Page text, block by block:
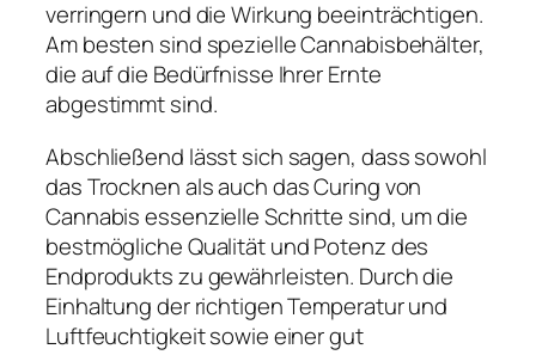
verringern und die Wirkung beeinträchtigen.
Am besten sind spezielle Cannabisbehälter,
die auf die Bedürfnisse Ihrer Ernte
abgestimmt sind.
Abschließend lässt sich sagen, dass sowohl
das Trocknen als auch das Curing von
Cannabis essenzielle Schritte sind, um die
bestmögliche Qualität und Potenz des
Endprodukts zu gewährleisten. Durch die
Einhaltung der richtigen Temperatur und
Luftfeuchtigkeit sowie einer gut